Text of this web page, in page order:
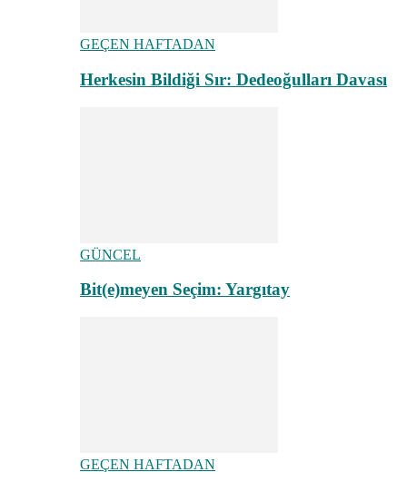
GEÇEN HAFTADAN
Herkesin Bildiği Sır: Dedeoğulları Davası
GÜNCEL
Bit(e)meyen Seçim: Yargıtay
GEÇEN HAFTADAN